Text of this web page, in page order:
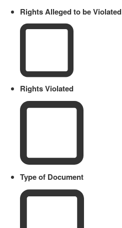
Rights Alleged to be Violated
Rights Violated
Type of Document